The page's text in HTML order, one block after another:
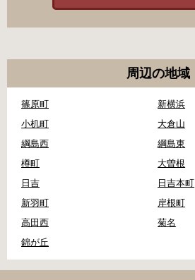
周辺の地域
篠原町
新横浜
小机町
大倉山
綱島西
綱島東
樽町
大曽根
日吉
日吉本町
新羽町
岸根町
高田西
菊名
錦が丘